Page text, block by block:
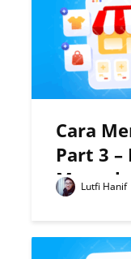
Cara
Part 3
Lutfi Hanif